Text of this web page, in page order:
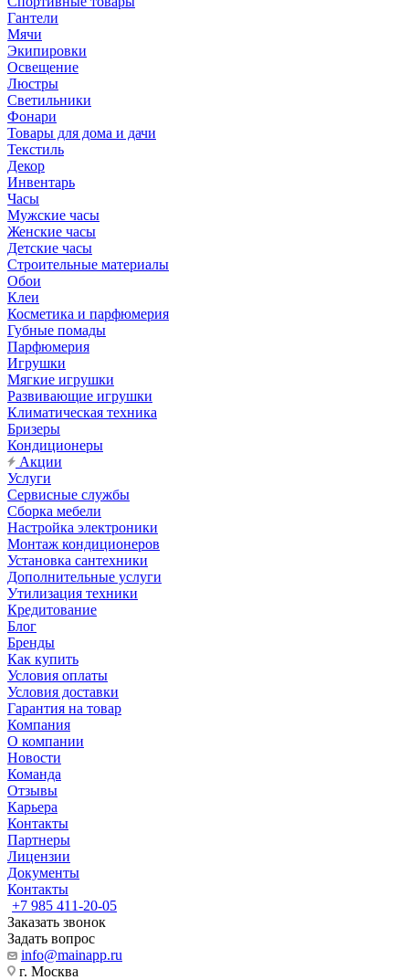
Гантели
Мячи
Экипировки
Освещение
Люстры
Светильники
Фонари
Товары для дома и дачи
Текстиль
Декор
Инвентарь
Часы
Мужские часы
Женские часы
Детские часы
Строительные материалы
Обои
Клеи
Косметика и парфюмерия
Губные помады
Парфюмерия
Игрушки
Мягкие игрушки
Развивающие игрушки
Климатическая техника
Бризеры
Кондиционеры
Акции
Услуги
Сервисные службы
Сборка мебели
Настройка электроники
Монтаж кондиционеров
Установка сантехники
Дополнительные услуги
Утилизация техники
Кредитование
Блог
Бренды
Как купить
Условия оплаты
Условия доставки
Гарантия на товар
Компания
О компании
Новости
Команда
Отзывы
Карьера
Контакты
Партнеры
Лицензии
Документы
Контакты
+7 985 411-20-05
Заказать звонок
Задать вопрос
info@mainapp.ru
г. Москва